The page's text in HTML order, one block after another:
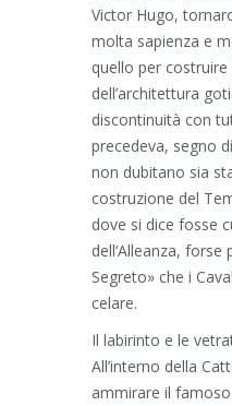
Victor Hugo,
molta sapienza e
quello per costruire
dell’architettura
discontinuità con
precedeva, segno
non dubitano sia
costruzione del
dove si dice fosse
dell’Alleanza, forse
Segreto» che i
celare.
Il labirinto e le
All’interno della
ammirare il